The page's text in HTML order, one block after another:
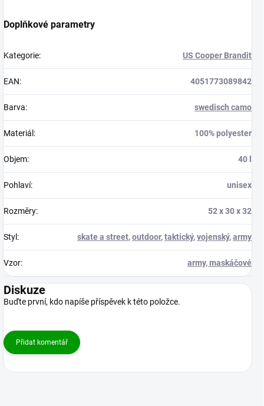
Doplňkové parametry
Kategorie: US Cooper Brandit
EAN: 4051773089842
Barva: swedisch camo
Materiál : 100% polyester
Objem: 40 l
Pohlaví: unisex
Rozměry: 52 x 30 x 32
Styl : skate a street,outdoor,taktický,vojenský,army
Vzor: army, maskáčové
Diskuze
Buďte první, kdo napíše příspěvek k této položce.
Přidat komentář